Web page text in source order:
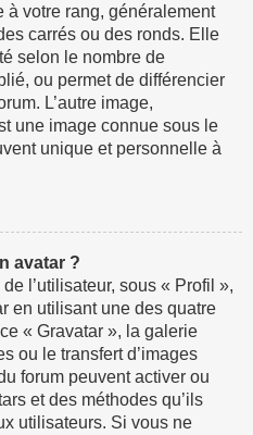
à votre rang, généralement
carrés ou des ronds. Elle
selon le nombre de
ou permet de différencier
L’autre image,
une image connue sous le
unique et personnelle à
avatar ?
l’utilisateur, sous « Profil »,
en utilisant une des quatre
« Gravatar », la galerie
ou le transfert d’images
forum peuvent activer ou
et des méthodes qu’ils
utilisateurs. Si vous ne